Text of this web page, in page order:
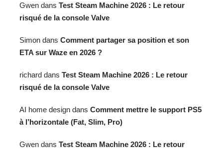
Gwen dans Test Steam Machine 2026 : Le retour
risqué de la console Valve
Simon dans Comment partager sa position et son
ETA sur Waze en 2026 ?
richard dans Test Steam Machine 2026 : Le retour
risqué de la console Valve
AI home design dans Comment mettre le support PS5
à l’horizontale (Fat, Slim, Pro)
Gwen dans Test Steam Machine 2026 : Le retour